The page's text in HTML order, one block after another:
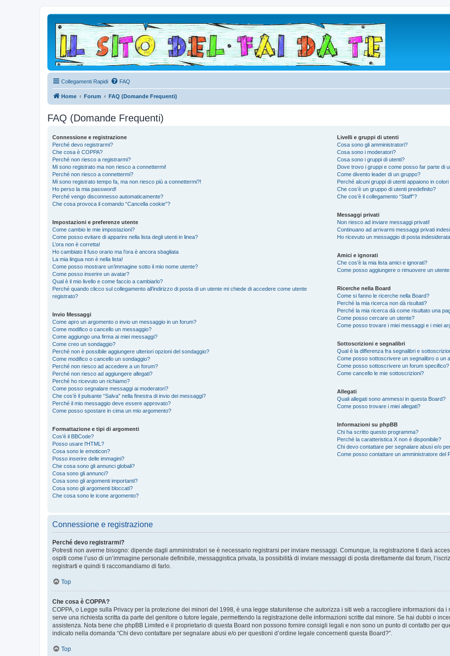
Collegamenti Rapidi FAQ
Home Forum FAQ (Domande Frequenti)
FAQ (Domande Frequenti)
Connessione e registrazione
Perché devo registrarmi?
Che cosa è COPPA?
Perché non riesco a registrarmi?
Mi sono registrato ma non riesco a connettermi!
Perché non riesco a connettermi?
Mi sono registrato tempo fa, ma non riesco più a connettermi?!
Ho perso la mia password!
Perché vengo disconnesso automaticamente?
Che cosa provoca il comando “Cancella cookie”?
Impostazioni e preferenze utente
Come cambio le mie impostazioni?
Come posso evitare di apparire nella lista degli utenti in linea?
L’ora non è corretta!
Ho cambiato il fuso orario ma l’ora è ancora sbagliata
La mia lingua non è nella lista!
Come posso mostrare un’immagine sotto il mio nome utente?
Come posso inserire un avatar?
Qual è il mio livello e come faccio a cambiarlo?
Perché quando clicco sul collegamento all’indirizzo di posta di un utente mi chiede di accedere come utente
registrato?
Invio Messaggi
Come apro un argomento o invio un messaggio in un forum?
Come modifico o cancello un messaggio?
Come aggiungo una firma ai miei messaggi?
Come creo un sondaggio?
Perché non è possibile aggiungere ulteriori opzioni del sondaggio?
Come modifico o cancello un sondaggio?
Perché non riesco ad accedere a un forum?
Perché non riesco ad aggiungere allegati?
Perché ho ricevuto un richiamo?
Come posso segnalare messaggi ai moderatori?
Che cos’è il pulsante “Salva” nella finestra di invio dei messaggi?
Perché il mio messaggio deve essere approvato?
Come posso spostare in cima un mio argomento?
Formattazione e tipi di argomenti
Cos’è il BBCode?
Posso usare l’HTML?
Cosa sono le emoticon?
Posso inserire delle immagini?
Che cosa sono gli annunci globali?
Cosa sono gli annunci?
Cosa sono gli argomenti importanti?
Cosa sono gli argomenti bloccati?
Che cosa sono le icone argomento?
Livelli e gruppi di utenti
Cosa sono gli amministratori?
Cosa sono i moderatori?
Cosa sono i gruppi di utenti?
Dove trovo i gruppi e come posso far parte di
Come divento leader di un gruppo?
Perché alcuni gruppi di utenti appaiono in colori
Che cos’è un gruppo di utenti predefinito?
Che cos’è il collegamento “Staff”?
Messaggi privati
Non riesco ad inviare messaggi privati!
Continuano ad arrivarmi messaggi privati
Ho ricevuto un messaggio di posta
Amici e ignorati
Che cos’è la mia lista amici e ignorati?
Come posso aggiungere o rimuovere un
Ricerche nella Board
Come si fanno le ricerche nella Board?
Perché la mia ricerca non dà risultati?
Perché la mia ricerca dà come risultato una
Come posso cercare un utente?
Come posso trovare i miei messaggi e i miei
Sottoscrizioni e segnalibri
Qual è la differenza fra segnalibri e
Come posso sottoscrivere un segnalibro o un
Come posso sottoscrivere un forum specifico?
Come cancello le mie sottoscrizioni?
Allegati
Quali allegati sono ammessi in questa Board?
Come posso trovare i miei allegati?
Informazioni su phpBB
Chi ha scritto questo programma?
Perché la caratteristica X non è disponibile?
Chi devo contattare per segnalare abusi e/o
Come posso contattare un amministratore del
Connessione e registrazione
Perché devo registrarmi?
Potresti non averne bisogno: dipende dagli amministratori se è necessario registrarsi per inviare messaggi. Comunque, la registrazione ti darà
ospiti come l’uso di un’immagine personale definibile, messaggistica privata, la possibilità di inviare messaggi di posta direttamente dal forum,
registrarti e quindi ti raccomandiamo di farlo.
Top
Che cosa è COPPA?
COPPA, o Legge sulla Privacy per la protezione dei minori del 1998, è una legge statunitense che autorizza i siti web a raccogliere informazioni da
serve una richiesta scritta da parte del genitore o tutore legale, permettendo la registrazione delle informazioni scritte dal minore. Se hai dubbi o
assistenza. Nota bene che phpBB Limited e il proprietario di questa Board non possono fornire consigli legali e non sono un punto di contatto per
indicato nella domanda “Chi devo contattare per segnalare abusi e/o per questioni d’ordine legale concernenti questa Board?”.
Top